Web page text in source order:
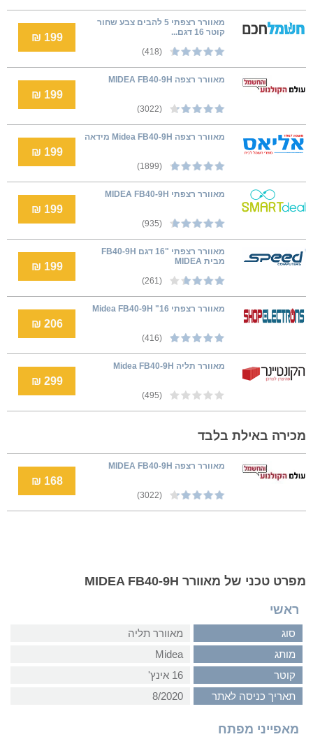
מאוורר רצפתי 5 להבים צבע שחור
קוטר 16 דגם...
(418)
199 ₪
מאוורר רצפה MIDEA FB40-9H
(3022)
199 ₪
‏מאוורר רצפה Midea FB40-9H מידאה
(1899)
199 ₪
מאוורר רצפתי MIDEA FB40-9H
(935)
199 ₪
מאוורר רצפתי "16 דגם FB40-9H
מבית MIDEA
(261)
199 ₪
מאוורר רצפתי 16" Midea FB40-9H
(416)
206 ₪
מאוורר תליה Midea FB40-9H
(495)
299 ₪
מכירה באילת בלבד
מאוורר רצפה MIDEA FB40-9H
(3022)
168 ₪
מפרט טכני של מאוורר MIDEA FB40-9H
ראשי
סוג
מאוורר תליה
מותג
Midea
קוטר
16 אינץ'
תאריך כניסה לאתר
8/2020
מאפייני מפתח